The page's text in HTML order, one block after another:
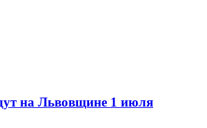
на Львовщине 1 июля